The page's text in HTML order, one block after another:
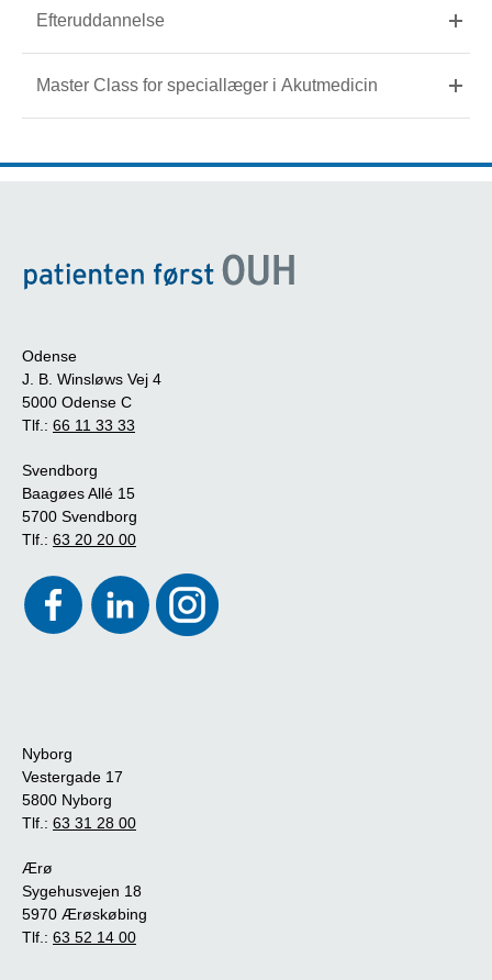
Efteruddannelse
Master Class for speciallæger i Akutmedicin
Odense
J. B. Winsløws Vej 4
5000 Odense C
Tlf.: 66 11 33 33
Svendborg
Baagøes Allé 15
5700 Svendborg
Tlf.: 63 20 20 00
Nyborg
Vestergade 17
5800 Nyborg
Tlf.: 63 31 28 00
Ærø
Sygehusvejen 18
5970 Ærøskøbing
Tlf.: 63 52 14 00